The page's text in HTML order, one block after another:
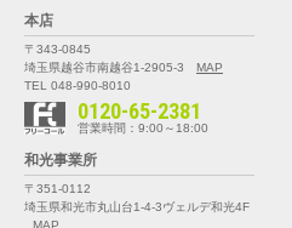
本店
〒343-0845
埼玉県越谷市南越谷1-2905-3
MAP
TEL 048-990-8010
0120-65-2381
営業時間：9:00～18:00
和光事業所
〒351-0112
埼玉県和光市丸山台1-4-3ヴェルデ和光4F
MAP